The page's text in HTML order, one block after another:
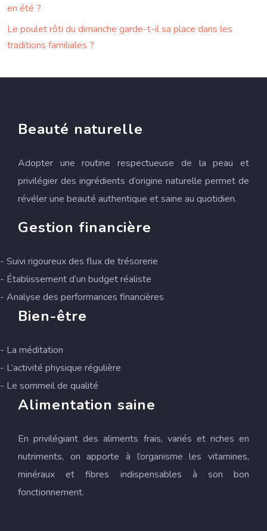
en été ?
Le poulet rôti du dimanche garde-t-il sa place dans les
traditions familiales ?
Beauté naturelle
Adopter une routine respectueuse de la peau et
privilégier des ingrédients d’origine naturelle permet de
révéler une beauté authentique et saine au quotidien.
Gestion financière
- Suivi rigoureux des flux de trésorerie
- Établissement d’un budget réaliste
- Analyse des performances financières
Bien-être
- La méditation
- L’activité physique régulière
- Le sommeil de qualité
Alimentation saine
En privilégiant des aliments frais, variés et riches en
nutriments, on apporte à l’organisme les vitamines,
minéraux et fibres indispensables à son bon
fonctionnement.